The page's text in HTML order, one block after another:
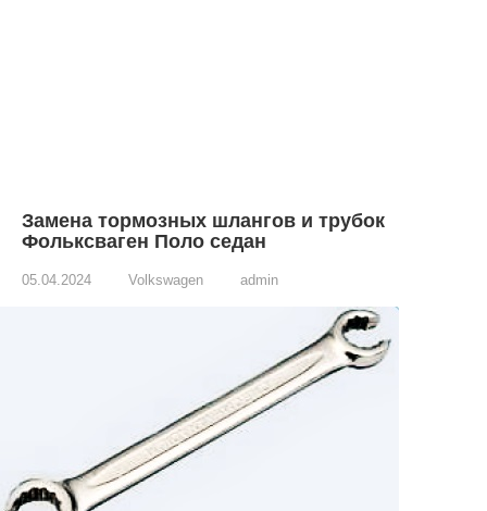
Замена тормозных шлангов и трубок
Фольксваген Поло седан
05.04.2024 Volkswagen admin